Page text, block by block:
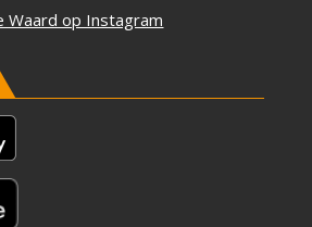
Waard op Instagram